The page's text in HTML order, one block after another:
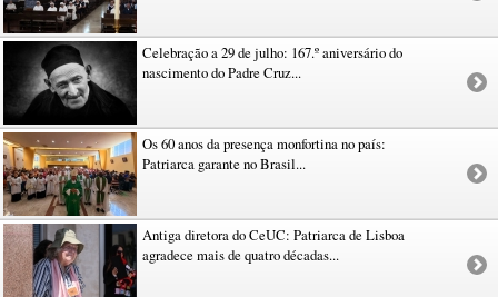
Celebração a 29 de julho: 167.º aniversário do
nascimento do Padre Cruz...
Os 60 anos da presença monfortina no país:
Patriarca garante no Brasil...
Antiga diretora do CeUC: Patriarca de Lisboa
agradece mais de quatro décadas...